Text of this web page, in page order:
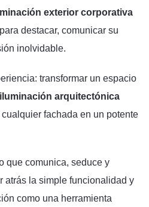
exterior corporativa
destacar, comunicar su
inolvidable.
transformar un espacio
arquitectónica
fachada en un potente
que comunica, seduce y
atrás la simple funcionalidad y
como una herramienta